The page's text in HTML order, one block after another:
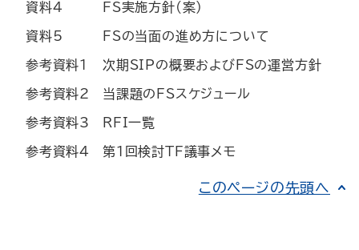
資料4 FS実施方針(案)
資料5 FSの当面の進め方について
参考資料1 次期SIPの概要およびFSの運営方針
参考資料2 当課題のFSスケジュール
参考資料3 RFI一覧
参考資料4 第1回検討TF議事メモ
このページの先頭へ